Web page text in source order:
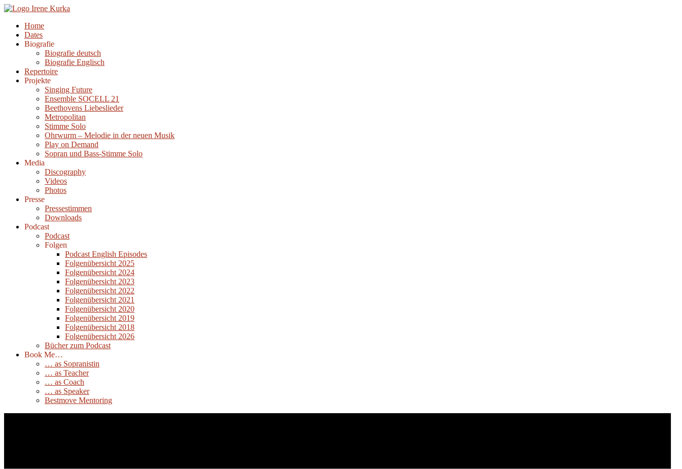
Zum
springenHome
Dates
Biografie
Biografie deutsch
Biografie Englisch
Repertoire
Projekte
Singing Future
Ensemble SOCELL 21
Beethovens Liebeslieder
Metropolitan
Stimme Solo
Ohrwurm – Melodie in der neuen Musik
Play on Demand
Sopran und Bass-Stimme Solo
Media
Discography
Videos
Photos
Presse
Pressestimmen
Downloads
Podcast
Podcast
Folgen
Podcast English Episodes
Folgenübersicht 2025
Folgenübersicht 2024
Folgenübersicht 2023
Folgenübersicht 2022
Folgenübersicht 2021
Folgenübersicht 2020
Folgenübersicht 2019
Folgenübersicht 2018
Folgenübersicht 2026
Bücher zum Podcast
Book Me…
… as Sopranistin
… as Teacher
… as Coach
… as Speaker
Bestmove Mentoring